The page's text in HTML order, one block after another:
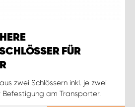
FÜR
zwei Schlössern inkl. je zwei
am Transporter.